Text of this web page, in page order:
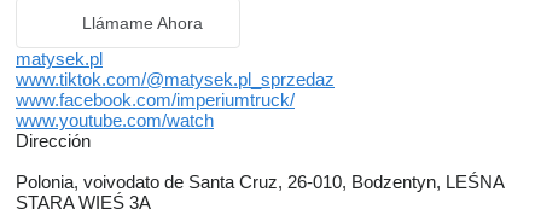
Llámame Ahora
matysek.pl
www.tiktok.com/@matysek.pl_sprzedaz
www.facebook.com/imperiumtruck/
www.youtube.com/watch
Dirección
Polonia, voivodato de Santa Cruz, 26-010, Bodzentyn, LEŚNA
STARA WIEŚ 3A